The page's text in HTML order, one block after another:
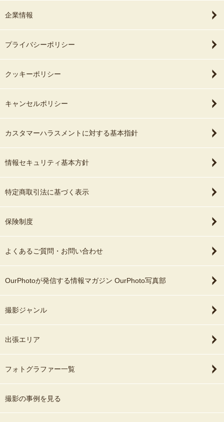
企業情報
プライバシーポリシー
クッキーポリシー
キャンセルポリシー
カスタマーハラスメントに対する基本指針
情報セキュリティ基本方針
特定商取引法に基づく表示
保険制度
よくあるご質問・お問い合わせ
OurPhotoが発信する情報マガジン OurPhoto写真部
撮影ジャンル
出張エリア
フォトグラファー一覧
撮影の事例を見る